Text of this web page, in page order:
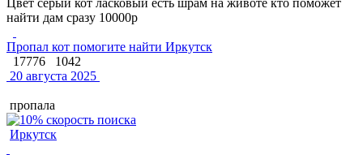
найти дам сразу 10000р
Пропал кот помогите найти Иркутск
17776
1042
20 августа 2025
пропала
Иркутск